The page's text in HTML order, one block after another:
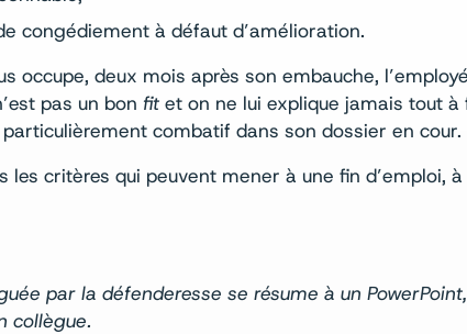
congédiement à défaut d’amélioration.
occupe, deux mois après son embauche,
pas un bon fit et on ne lui explique jamais tout
particulièrement combatif dans son dossier en cour.
les critères qui peuvent mener à une fin d’emploi,
par la défenderesse se résume à un
collègue.